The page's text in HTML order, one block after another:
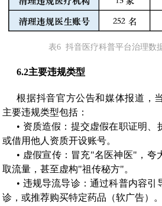
表6 抖音医疗科普平台治理数
6.2主要违规类型
根据抖音官方公告和媒体报道，
主要违规类型包括：
• 资质造假：提交虚假在职证明、
或借用他人资质开设账号。
• 虚假宣传：冒充"名医神医"，夸
取流量，甚至虚构"祖传秘方"。
• 违规导流导诊：通过科普内容引
诊，或推荐购买特定药品（软广告）。